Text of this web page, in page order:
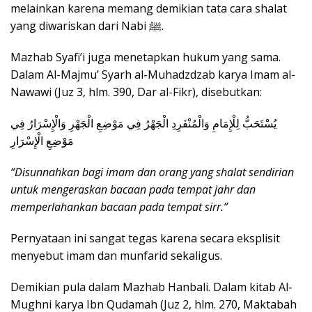
melainkan karena memang demikian tata cara shalat
yang diwariskan dari Nabi ﷺ.
Mazhab Syafi’i juga menetapkan hukum yang sama.
Dalam Al-Majmu’ Syarh al-Muhadzdzab karya Imam al-
Nawawi (Juz 3, hlm. 390, Dar al-Fikr), disebutkan:
يُسْتَحَبُّ لِلْإِمَامِ وَالْمُنْفَرِدِ الْجَهْرُ فِي مَوْضِعِ الْجَهْرِ وَالْإِسْرَارُ فِي
مَوْضِعِ الْإِسْرَارِ
“Disunnahkan bagi imam dan orang yang shalat sendirian
untuk mengeraskan bacaan pada tempat jahr dan
memperlahankan bacaan pada tempat sirr.”
Pernyataan ini sangat tegas karena secara eksplisit
menyebut imam dan munfarid sekaligus.
Demikian pula dalam Mazhab Hanbali. Dalam kitab Al-
Mughni karya Ibn Qudamah (Juz 2, hlm. 270, Maktabah